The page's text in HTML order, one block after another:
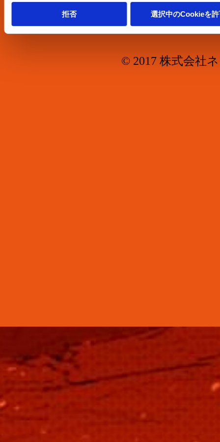
We work with 5 third partieswho
information.
拒否 選択中のCookieを
お問合せ
© 2017 株式会社